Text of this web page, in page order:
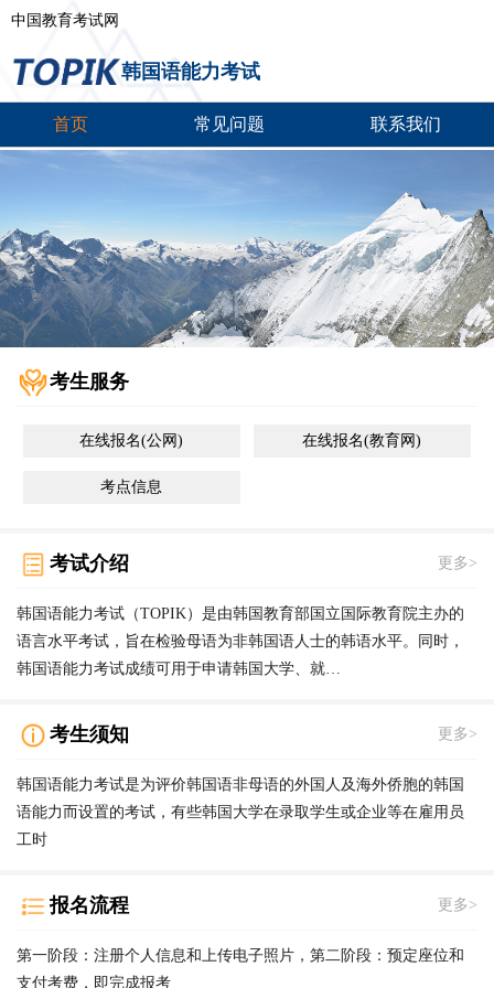
中国教育考试网
韩国语能力考试
首页 常见问题 联系我们
考生服务
在线报名(公网) 在线报名(教育网)
考点信息
考试介绍 更多>
韩国语能力考试（TOPIK）是由韩国教育部国立国际教育院主办的
语言水平考试，旨在检验母语为非韩国语人士的韩语水平。同时，
韩国语能力考试成绩可用于申请韩国大学、就…
考生须知 更多>
韩国语能力考试是为评价韩国语非母语的外国人及海外侨胞的韩国
语能力而设置的考试，有些韩国大学在录取学生或企业等在雇用员
工时
报名流程 更多>
第一阶段：注册个人信息和上传电子照片，第二阶段：预定座位和
支付考费，即完成报考